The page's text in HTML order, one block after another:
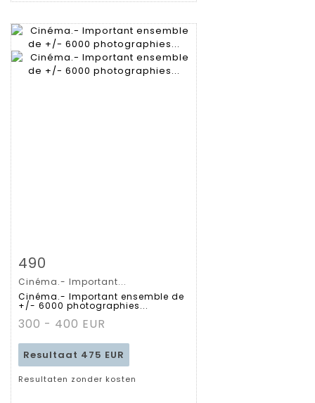
Gedetailleerde
fiche
490
Cinéma.- Important...
Cinéma.- Important ensemble de
+/- 6000 photographies...
300 - 400 EUR
Resultaat 475 EUR
Resultaten zonder kosten